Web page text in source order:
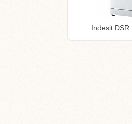
Indesit DSR